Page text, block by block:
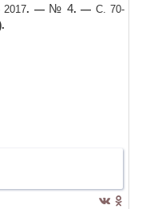
2017. — № 4. — С. 70-
.